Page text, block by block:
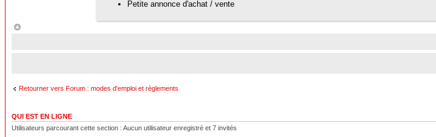
Petite annonce d'achat / vente
Retourner vers Forum : modes d'emploi et règlements
QUI EST EN LIGNE
Utilisateurs parcourant cette section : Aucun utilisateur enregistré et 7 invités